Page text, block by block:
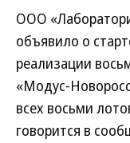
ООО
объявило о
реализации
«Модус-
всех восьми
говорится в